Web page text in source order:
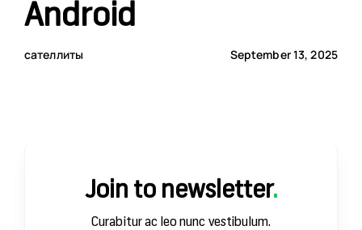
Android
сателлиты September 13, 2025
Join to newsletter.
Curabitur ac leo nunc vestibulum.